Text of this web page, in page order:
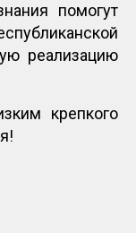
помогут
реализацию
крепкого